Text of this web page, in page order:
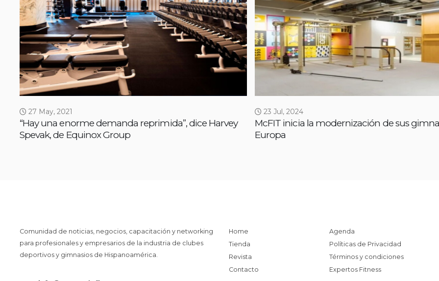
27 May, 2021
“Hay una enorme demanda reprimida”, dice Harvey
Spevak, de Equinox Group
23 Jul, 2024
McFIT inicia la modernización de sus
Europa
Comunidad de noticias, negocios, capacitación y networking
para profesionales y empresarios de la industria de clubes
deportivos y gimnasios de Hispanoamérica.
Home
Tienda
Revista
Contacto
Agenda
Políticas de Privacidad
Términos y condiciones
Expertos Fitness